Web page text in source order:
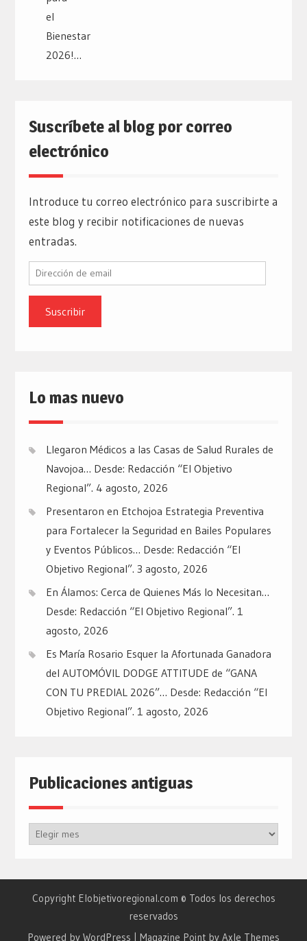
Suscríbete al blog por correo
electrónico
Introduce tu correo electrónico para suscribirte a
este blog y recibir notificaciones de nuevas
entradas.
Dirección
email
Lo mas nuevo
Llegaron Médicos a las Casas de Salud Rurales de
Navojoa… Desde: Redacción “El Objetivo
Regional”. 4 agosto, 2026
Presentaron en Etchojoa Estrategia Preventiva
para Fortalecer la Seguridad en Bailes Populares
y Eventos Públicos… Desde: Redacción “El
Objetivo Regional”. 3 agosto, 2026
En Álamos: Cerca de Quienes Más lo Necesitan…
Desde: Redacción “El Objetivo Regional”. 1
agosto, 2026
Es María Rosario Esquer la Afortunada Ganadora
del AUTOMÓVIL DODGE ATTITUDE de “GANA
CON TU PREDIAL 2026”… Desde: Redacción “El
Objetivo Regional”. 1 agosto, 2026
Publicaciones antiguas
Publicaciones
Copyright Elobjetivoregional.com © Todos los derechos
reservados
Powered by WordPress | Magazine Point by Axle Themes